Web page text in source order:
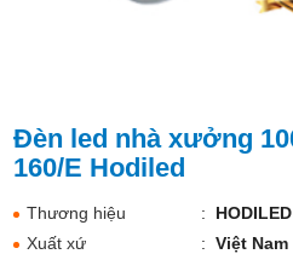
Đèn led nhà xưởng
160/E Hodiled
Thương hiệu : HODILED
Xuất xứ
: Việt Nam